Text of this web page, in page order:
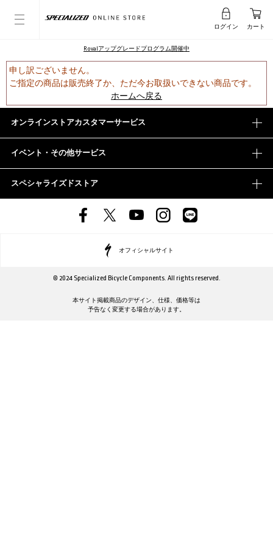
ログイン カート
Rovalアップグレードプログラム開催中
申し訳ございません。
ご指定の商品は販売終了か、ただ今お取扱いできない商品です。
ホームへ戻る
オンラインストアカスタマーサービス
イベント・その他サービス
スペシャライズドストア
オフィシャルサイト
© 2024 Specialized Bicycle Components. All rights reserved.
本サイト掲載商品のデザイン、仕様、価格等は
予告なく変更する場合があります。